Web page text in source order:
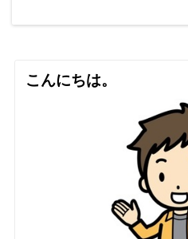
こんにちは。